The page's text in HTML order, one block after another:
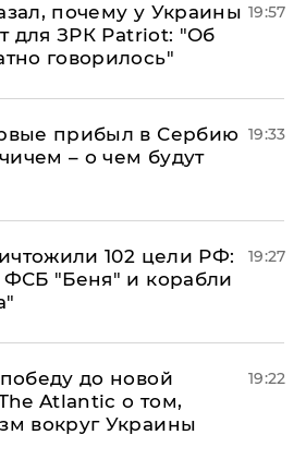
почему у Украины
для ЗРК Patriot: "Об
говорилось"
19:57
прибыл в Сербию
– о чем будут
19:33
102 цели РФ:
"Беня" и корабли
19:27
до новой
Atlantic о том,
вокруг Украины
19:22